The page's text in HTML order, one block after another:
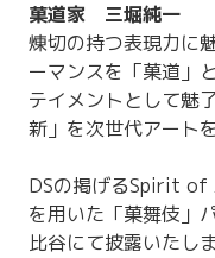
菓道家 三堀純一
煉切の持つ表現力に
ーマンスを「菓道」
テイメントとして魅
新」を次世代アート
DSの掲げるSpirit of
を用いた「菓舞伎」
比谷にて披露いたしま